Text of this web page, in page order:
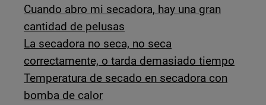
Cuando abro mi secadora, hay una gran
cantidad de pelusas
La secadora no seca, no seca
correctamente, o tarda demasiado tiempo
Temperatura de secado en secadora con
bomba de calor